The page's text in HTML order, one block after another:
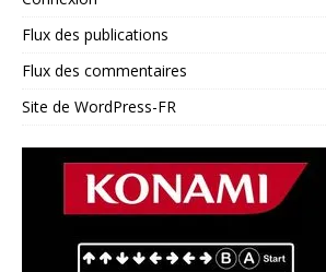
Flux des publications
Flux des commentaires
Site de WordPress-FR